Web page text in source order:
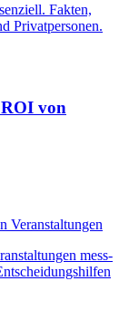
Fakten,
Privatpersonen.
ROI von
mess-